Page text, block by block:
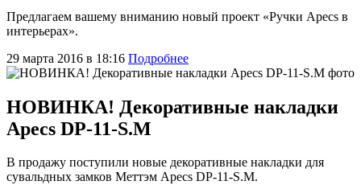
Предлагаем вашему вниманию новый проект «Ручки Apecs в
интерьерах».
29 марта 2016 в 18:16 Подробнее
НОВИНКА! Декоративные накладки
Apecs DP-11-S.M
В продажу поступили новые декоративные накладки для
сувальдных замков Меттэм Apecs DP-11-S.M.